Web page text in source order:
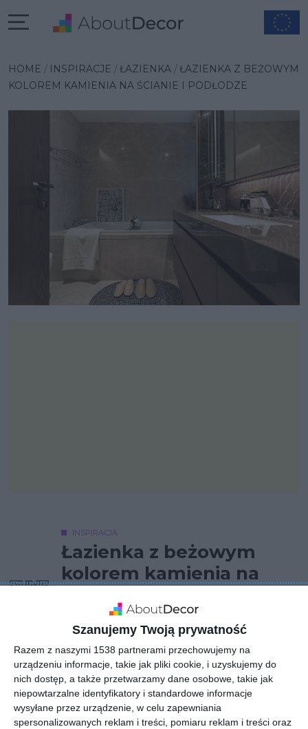
Szanujemy Twoją prywatność
Razem z naszymi 1538 partnerami przechowujemy na
urządzeniu informacje, takie jak pliki cookie, i uzyskujemy do
nich dostęp, a także przetwarzamy dane osobowe, takie jak
niepowtarzalne identyfikatory i standardowe informacje
wysyłane przez urządzenie, w celu zapewniania
spersonalizowanych reklam i treści, pomiaru reklam i treści oraz
HOME INSPIRACJE ŁAZIENKA
ŁAZIENKA Z BEŻOWYM
KOLOREM KAMIENIA NA ŚCIANIE I PODŁODZE
INSPIRACJA
Łazienka z beżowym
kolorem kamienia na
Łazienka z beżowym kolorem kamienia na ścianie i podłodze
z wanną w zabudowie.
AUTOR: JUNG POLSKA
DODAJ DO ULUBIONYCH